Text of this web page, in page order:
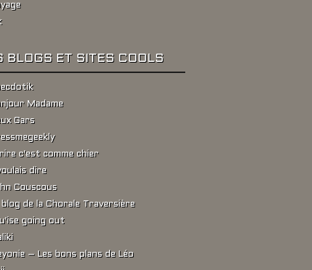
BLOGS ET SITES COOLS
Madame
Gars
c'est comme chier
dire
Couscous
blog de la Chorale Traversière
going out
– Les bons plans de Léo